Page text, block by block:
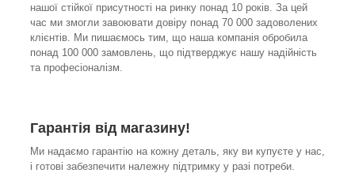
нашої стійкої присутності на ринку понад 10 років. За цей
час ми змогли завоювати довіру понад 70 000 задоволених
клієнтів. Ми пишаємось тим, що наша компанія обробила
понад 100 000 замовлень, що підтверджує нашу надійність
та професіоналізм.
Гарантія від магазину!
Ми надаємо гарантію на кожну деталь, яку ви купуєте у нас,
і готові забезпечити належну підтримку у разі потреби.